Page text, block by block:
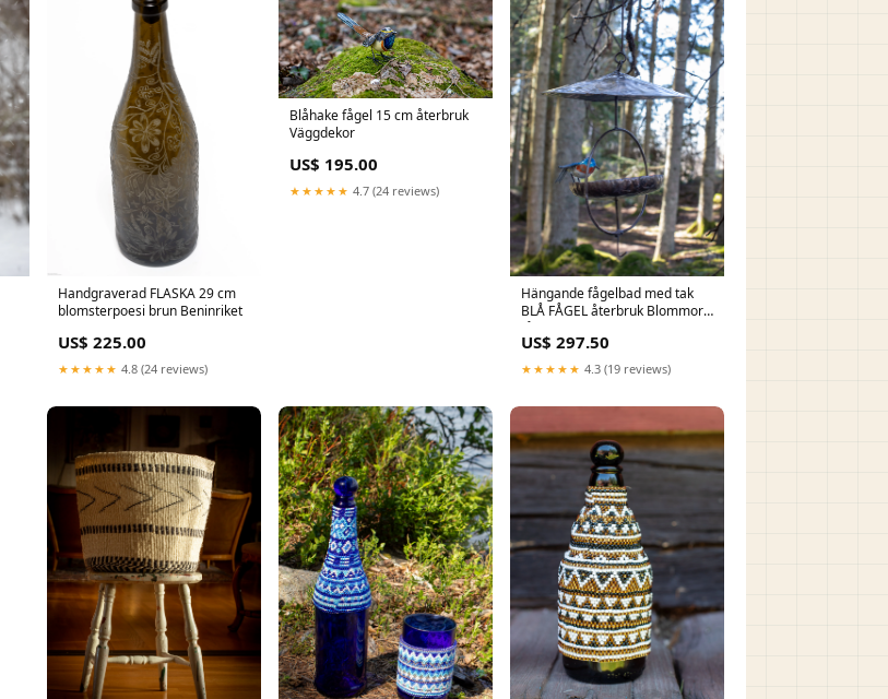
Handgraverad FLASKA 29 cm
blomsterpoesi brun Beninriket
US$ 225.00
★★★★★ 4.8 (24 reviews)
Blåhake fågel 15 cm återbruk
Väggdekor
US$ 195.00
★★★★★ 4.7 (24 reviews)
Hängande fågelbad med tak
BLÅ FÅGEL återbruk Blommor
fågelpinnar och växtstöd
US$ 297.50
★★★★★ 4.3 (19 reviews)